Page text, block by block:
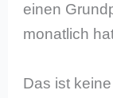
einen
monatlich
Das ist